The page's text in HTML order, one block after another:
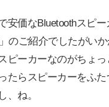
安価なBluetoothスピー
」のご紹介でしたがい
ーカーなのがちょっ
たらスピーカーをふ
、ね。